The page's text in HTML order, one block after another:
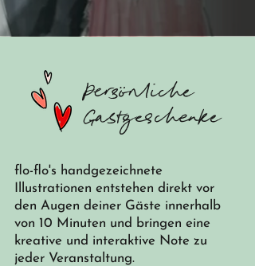
Persönliche
Gastgeschenke
flo-flo's handgezeichnete
Illustrationen entstehen direkt vor
den Augen deiner Gäste innerhalb
von 10 Minuten und bringen eine
kreative und interaktive Note zu
jeder Veranstaltung.